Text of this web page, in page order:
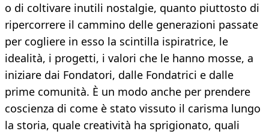
o di coltivare inutili nostalgie, quanto piuttosto di
ripercorrere il cammino delle generazioni passate
per cogliere in esso la scintilla ispiratrice, le
idealità, i progetti, i valori che le hanno mosse, a
iniziare dai Fondatori, dalle Fondatrici e dalle
prime comunità. È un modo anche per prendere
coscienza di come è stato vissuto il carisma lungo
la storia, quale creatività ha sprigionato, quali